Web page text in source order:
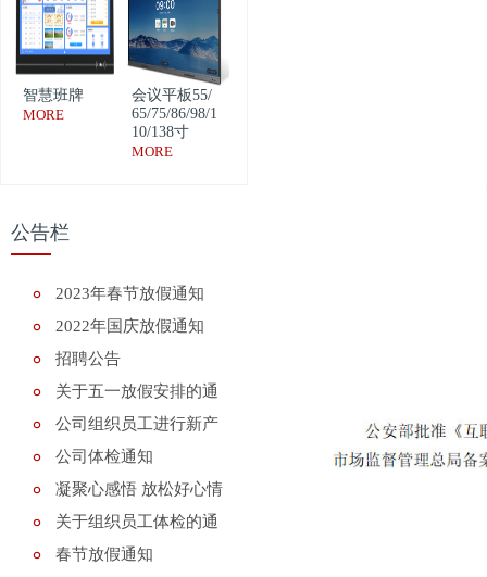
智慧班牌
MORE
会议平板55/
65/75/86/98/1
10/138寸
MORE
公告栏
2023年春节放假通知
2022年国庆放假通知
招聘公告
关于五一放假安排的通
知
公司组织员工进行新产
品知识培训
公司体检通知
凝聚心感悟 放松好心情
关于组织员工体检的通
知
春节放假通知